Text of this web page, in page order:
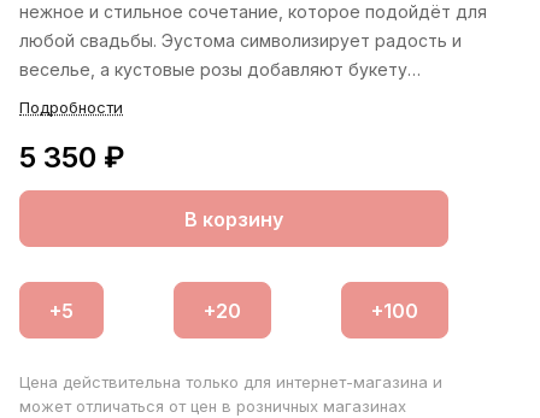
нежное и стильное сочетание, которое подойдёт для
любой свадьбы. Эустома символизирует радость и
веселье, а кустовые розы добавляют букету
изысканность и роскошь. Такой букет будет отлично
на свадебных фотографиях.
Подробности
5 350 ₽
В корзину
Цена действительна только для интернет-магазина и
может отличаться от цен в розничных магазинах